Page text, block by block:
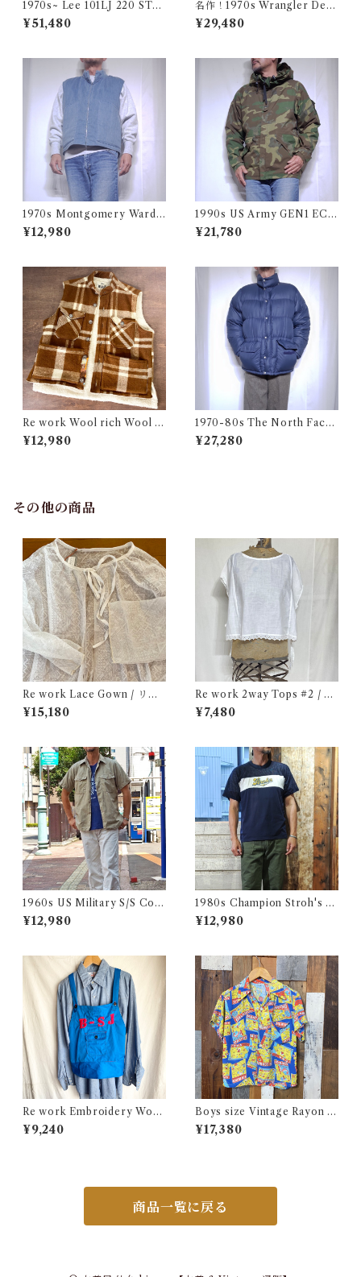
1970s~ Lee 101LJ 220 STO
RM RIDER 44相当 / 濃い濃い
70年代 80年代 リー ストーム
¥51,480
名作！1970s Wrangler Deni
m Wrange Coat / ラングラー
デニム ボア ランチ コート 古
¥29,480
1970s Montgomery Ward
PUT TOGETHERS Nylon S
ki Vest / 70年代 モンゴメリー
¥12,980
1990s US Army GEN1 EC
WCS Gore-Tex Parka M-R
/ 米軍 ゴアテックス パーカー
¥21,780
Re work Wool rich Wool B
oa Vest / リワーク ウールリ
ッチ ウール ボア ベスト 古着
¥12,980
1970-80s The North Face
Down Jacket Talon Navy /
茶タグ ノースフェイス ダウン
¥27,280
その他の商品
Re work Lace Gown / リワ
ーク レース ガウン 古着
¥15,180
Re work 2way Tops #2 / リ
ワーク 2way トップス 古着
¥7,480
1960s US Military S/S Cott
on Poplin Shirt / 60年代 US
AF USN ARMY コットン ポ
¥12,980
1980s Champion Stroh's W
ater Print T-Shirt Size XL /
チャンピオン トリコ タグ 染み
¥12,980
Re work Embroidery Work
Apron Vest / リワーク 刺繍
入り ワーク エプロン ベスト
¥9,240
Boys size Vintage Rayon H
awaiian Shirt / ボーイズ サイ
ズ ヴィンテージ レーヨン ハワ
¥17,380
商品一覧に戻る